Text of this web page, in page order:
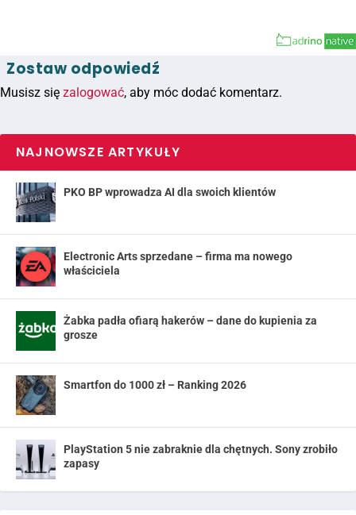
Zostaw odpowiedź
Musisz się zalogować, aby móc dodać komentarz.
NAJNOWSZE ARTYKUŁY
PKO BP wprowadza AI dla swoich klientów
Electronic Arts sprzedane – firma ma nowego
właściciela
Żabka padła ofiarą hakerów – dane do kupienia za
grosze
Smartfon do 1000 zł – Ranking 2026
PlayStation 5 nie zabraknie dla chętnych. Sony zrobiło
zapasy